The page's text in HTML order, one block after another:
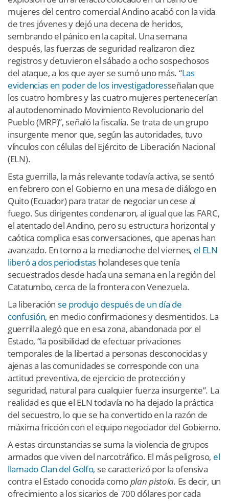
mujeres del centro comercial Andino acabó con la vida
de tres jóvenes y dejó una decena de heridos,
sembrando el pánico en la capital. Una semana
después, las fuerzas de seguridad realizaron diez
registros y detuvieron el sábado a ocho sospechosos
del ataque, a los que ayer se sumó uno más. “Las
evidencias en poder de los investigadoresseñalan que
los cuatro hombres y las cuatro mujeres pertenecerían
al autodenominado Movimiento Revolucionario del
Pueblo (MRP)”, señaló la fiscalía. Se trata de un grupo
insurgente menor que, según las autoridades, tuvo
vínculos con células del Ejército de Liberación Nacional
(ELN).
Esta guerrilla, la más relevante todavía activa, se sentó
en febrero con el Gobierno en una mesa de diálogo en
Quito (Ecuador) para tratar de negociar un cese al
fuego. Sus dirigentes condenaron, al igual que las FARC,
el atentado del Andino, pero su estructura horizontal y
caótica complica esas conversaciones, que apenas han
avanzado. En torno a la medianoche del viernes, el ELN
liberó a dos periodistasholandeses que tenía
secuestrados desde hacía una semana en la región del
Catatumbo, cerca de la frontera con Venezuela.
La liberación se produjo después de un día de
confusión, en medio confirmaciones y desmentidos. La
guerrilla alegó que en esa zona, abandonada por el
Estado, “la posibilidad de efectuar privaciones
temporales de la libertad a personas desconocidas y
ajenas a las comunidades se corresponde con una
actitud preventiva, de ejercicio de protección y
seguridad, natural para cualquier fuerza insurgente”. La
realidad es que el ELN todavía no ha dejado la práctica
del secuestro, lo que se ha convertido en la razón de
máxima fricción con el equipo negociador del Gobierno.
A estas circunstancias se suma la violencia de grupos
armados que viven del narcotráfico. El más peligroso, el
llamado Clan del Golfo, se caracterizó por la ofensiva
contra el Estado conocida comoplan pistola. Es decir, un
ofrecimiento a los sicarios de 700 dólares por cada